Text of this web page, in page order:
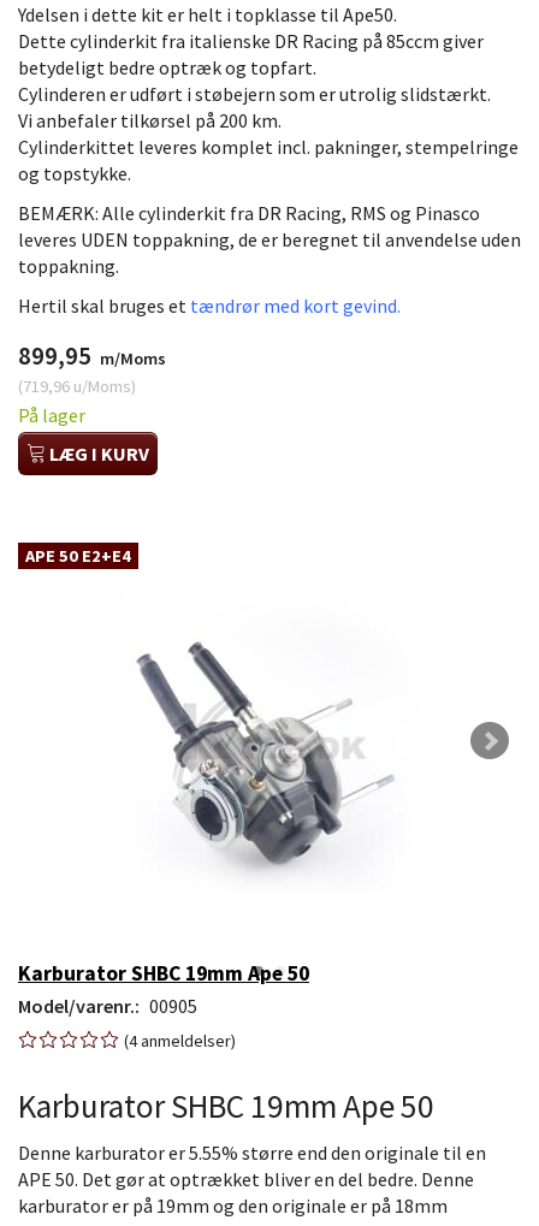
Ydelsen i dette kit er helt i topklasse til Ape50.
Dette cylinderkit fra italienske DR Racing på 85ccm giver
betydeligt bedre optræk og topfart.
Cylinderen er udført i støbejern som er utrolig slidstærkt.
Vi anbefaler tilkørsel på 200 km.
Cylinderkittet leveres komplet incl. pakninger, stempelringe
og topstykke.
BEMÆRK: Alle cylinderkit fra DR Racing, RMS og Pinasco
leveres UDEN toppakning, de er beregnet til anvendelse uden
toppakning.
Hertil skal bruges et tændrør med kort gevind.
899,95 m/Moms
(719,96 u/Moms)
På lager
LÆG I KURV
APE 50 E2+E4
Karburator SHBC 19mm Ape 50
Model/varenr.: 00905
4anmeldelser
Karburator SHBC 19mm Ape 50
Denne karburator er 5.55% større end den originale til en
APE 50. Det gør at optrækket bliver en del bedre. Denne
karburator er på 19mm og den originale er på 18mm